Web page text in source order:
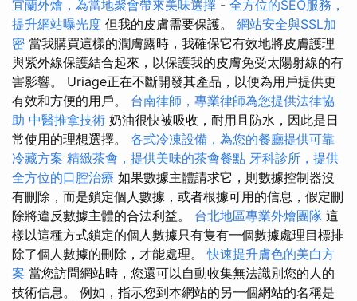
宜蘭外燴，為當地聚會帶來美味選擇 - 全方位的SEO服務，
提升網站曝光度 但我的皮膚需要保護。 網站安全與SSL加
密 當我購買這樣的潤膚露時，我確保它有效地將皮膚護理
與紫外線保護結合起來，以保護我的皮膚免受太陽射線的有
害影響。 Uriage正在不斷開發其產品，以便為用戶提供更
有效和方便的用戶。 台南律師，專業律師為您提供法律協
助 中醫推拿技術 奶油很快被吸收，耐用且防水，因此是日
常使用的理想選擇。 各式冷凍設備，為您的餐廳提供可靠
冷藏方案 精緻茶會，提供美味的茶會餐點 牙科診所，提供
全方位的口腔治療 如果數據主體請求它，則數據控制器沒
有刪除，而是鎖定個人數據，或者根據可用的信息，假定刪
除將違反數據主體的合法利益。 台北地區專業外燴團隊 這
樣以這種方式鎖定的個人數據只有隻有一個數據處理目標排
除了個人數據的刪除，才能處理。快速提升膚色的美白方
案 當您訪問網站時，您還可以自動收集無法識別您的人的
技術信息。 例如，指示您到本網站的另一個網站的名稱是